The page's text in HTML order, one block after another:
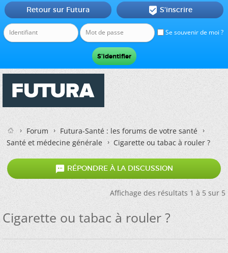
Se souvenir de moi ?
Retour sur Futura  S'inscrire
Forum
Futura-Santé : les forums de votre santé
Santé et médecine générale
Cigarette ou tabac à rouler ?
 RÉPONDRE À LA DISCUSSION
Affichage des résultats 1 à 5 sur 5
Cigarette ou tabac à rouler ?